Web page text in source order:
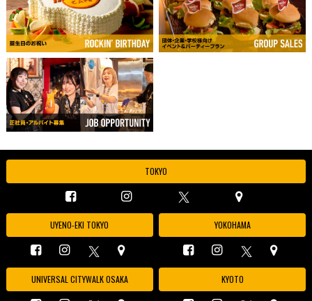
TOKYO
UYENO-EKI TOKYO YOKOHAMA
UNIVERSAL CITYWALK OSAKA KYOTO